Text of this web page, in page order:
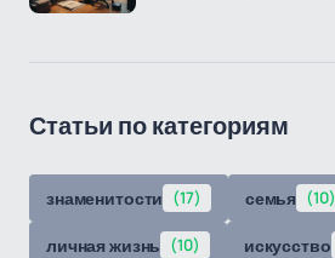
Статьи по категориям
знаменитости (17) семья (10)
личная жизнь (10) искусство